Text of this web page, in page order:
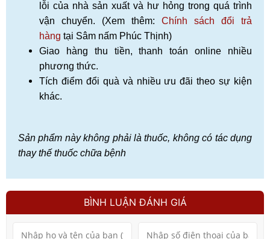
lỗi của nhà sản xuất và hư hỏng trong quá trình
vận chuyển. (Xem thêm: Chính sách đổi trả
hàng tại Sâm nấm Phúc Thịnh)
Giao hàng thu tiền, thanh toán online nhiều
phương thức.
Tích điểm đổi quà và nhiều ưu đãi theo sự kiện
khác.
Sản phẩm này không phải là thuốc, không có tác dụng
thay thế thuốc chữa bệnh
BÌNH LUẬN ĐÁNH GIÁ